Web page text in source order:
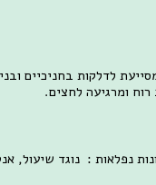
לדלקות בחניכיים
ומרגיעה לחצים.
נפלאות : נוגד שיעול,